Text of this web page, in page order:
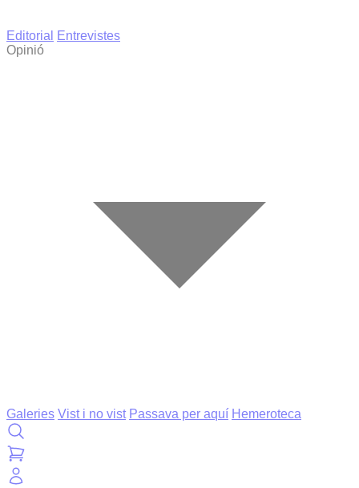
Editorial
Entrevistes
Opinió
Galeries Vist i no vist Passava per aquí Hemeroteca